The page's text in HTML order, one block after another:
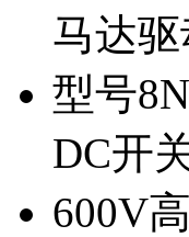
马达驱
型号
DC开
600V